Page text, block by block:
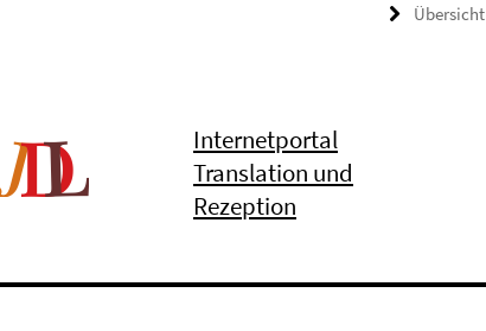
Übersicht
Internetportal
Translation und
Rezeption